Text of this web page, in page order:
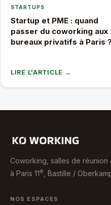
STARTUPS
Startup et PME : quand
passer du coworking aux
bureaux privatifs à Paris
LIRE L'ARTICLE →
Coworking, salles de réunion
à Paris 11e , Bastille /
NOS ESPACES